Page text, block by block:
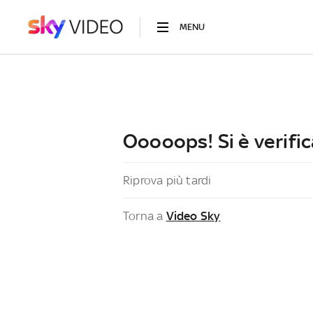
MENU
Ooooops! Si è
Riprova più tardi
Torna a Video Sky